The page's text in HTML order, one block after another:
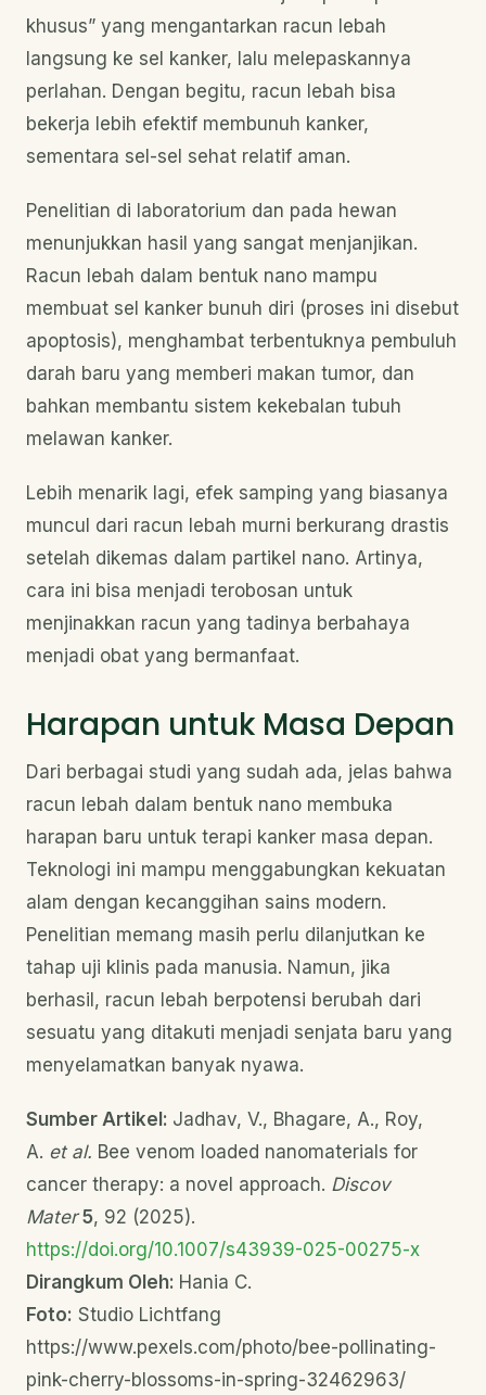
khusus” yang mengantarkan racun lebah
langsung ke sel kanker, lalu melepaskannya
perlahan. Dengan begitu, racun lebah bisa
bekerja lebih efektif membunuh kanker,
sementara sel-sel sehat relatif aman.
Penelitian di laboratorium dan pada hewan
menunjukkan hasil yang sangat menjanjikan.
Racun lebah dalam bentuk nano mampu
membuat sel kanker bunuh diri (proses ini disebut
apoptosis), menghambat terbentuknya pembuluh
darah baru yang memberi makan tumor, dan
bahkan membantu sistem kekebalan tubuh
melawan kanker.
Lebih menarik lagi, efek samping yang biasanya
muncul dari racun lebah murni berkurang drastis
setelah dikemas dalam partikel nano. Artinya,
cara ini bisa menjadi terobosan untuk
menjinakkan racun yang tadinya berbahaya
menjadi obat yang bermanfaat.
Harapan untuk Masa Depan
Dari berbagai studi yang sudah ada, jelas bahwa
racun lebah dalam bentuk nano membuka
harapan baru untuk terapi kanker masa depan.
Teknologi ini mampu menggabungkan kekuatan
alam dengan kecanggihan sains modern.
Penelitian memang masih perlu dilanjutkan ke
tahap uji klinis pada manusia. Namun, jika
berhasil, racun lebah berpotensi berubah dari
sesuatu yang ditakuti menjadi senjata baru yang
menyelamatkan banyak nyawa.
Sumber Artikel: Jadhav, V., Bhagare, A., Roy,
A. et al. Bee venom loaded nanomaterials for
cancer therapy: a novel approach. Discov
Mater 5, 92 (2025).
https://doi.org/10.1007/s43939-025-00275-x
Dirangkum Oleh: Hania C.
Foto: Studio Lichtfang
https://www.pexels.com/photo/bee-pollinating-
pink-cherry-blossoms-in-spring-32462963/